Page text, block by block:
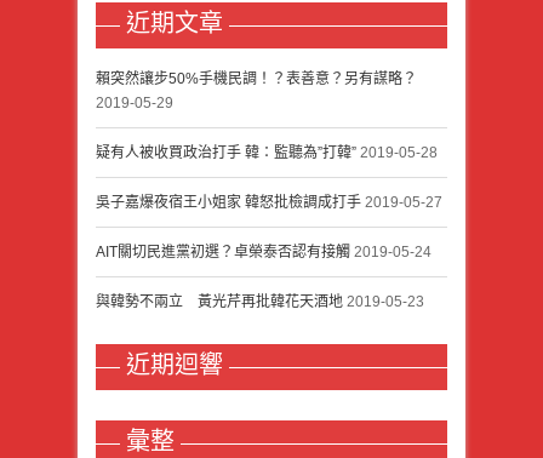
近期文章
賴突然讓步50%手機民調！？表善意？另有謀略？
2019-05-29
疑有人被收買政治打手 韓：監聽為”打韓” 2019-05-28
吳子嘉爆夜宿王小姐家 韓怒批檢調成打手 2019-05-27
AIT關切民進黨初選？卓榮泰否認有接觸 2019-05-24
與韓勢不兩立 黃光芹再批韓花天酒地 2019-05-23
近期迴響
彙整